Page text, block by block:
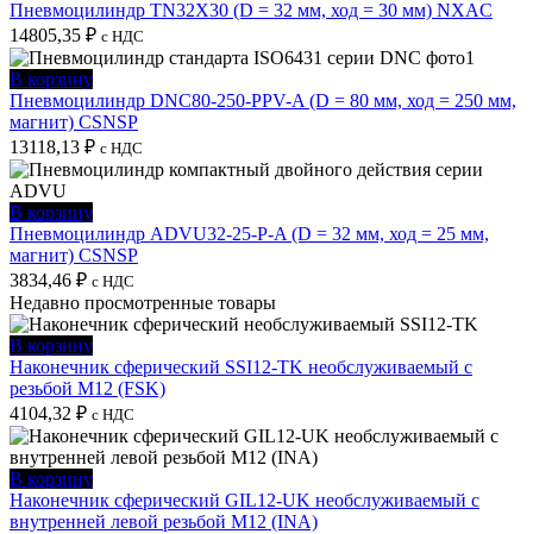
Пневмоцилиндр TN32X30 (D = 32 мм, ход = 30 мм) NXAC
14805,35 ₽ с НДС
В корзину
Пневмоцилиндр DNC80-250-PPV-A (D = 80 мм, ход = 250 мм,
магнит) CSNSP
13118,13 ₽ с НДС
В корзину
Пневмоцилиндр ADVU32-25-P-A (D = 32 мм, ход = 25 мм,
магнит) CSNSP
3834,46 ₽ с НДС
Недавно просмотренные товары
В корзину
Наконечник сферический SSI12-TK необслуживаемый с
резьбой M12 (FSK)
4104,32 ₽ с НДС
В корзину
Наконечник сферический GIL12-UK необслуживаемый с
внутренней левой резьбой M12 (INA)